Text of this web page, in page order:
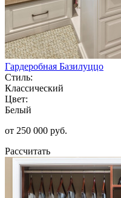
Гардеробная Базилуццо
Стиль:
Классический
Цвет:
Белый
от 250 000 руб.
Рассчитать